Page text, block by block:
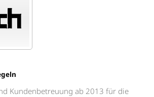
Kundenbetreuung ab 2013 für die